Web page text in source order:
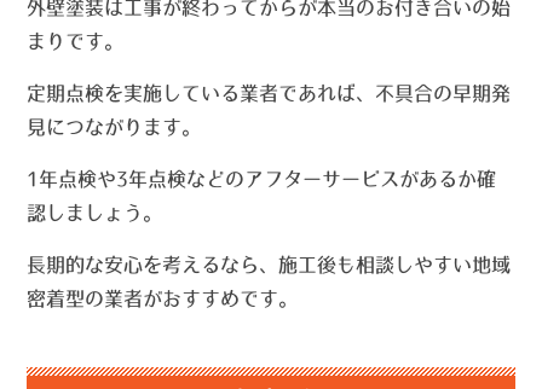
外壁塗装は工事が終わってからが本当のお付き合いの始
まりです。
定期点検を実施している業者であれば、不具合の早期発
見につながります。
1年点検や3年点検などのアフターサービスがあるか確
認しましょう。
長期的な安心を考えるなら、施工後も相談しやすい地域
密着型の業者がおすすめです。